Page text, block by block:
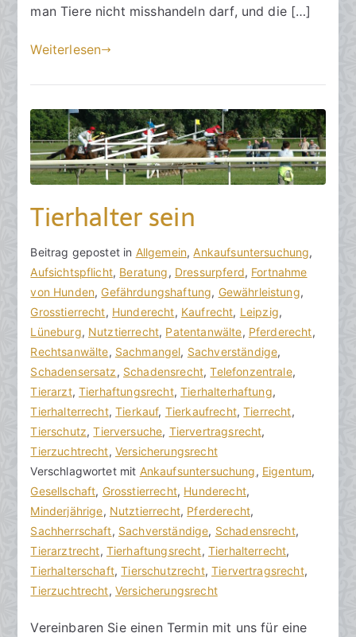
e
t
b
e
r
2
2
man Tiere nicht misshandeln darf, und die […]
Weiterlesen
Tierhalter sein
V
o
n
h
o
r
a
k
R
e
c
h
t
s
a
n
w
ä
t
B
e
i
t
r
a
g
v
e
r
ö
f
f
e
n
t
l
i
h
Beitrag gepostet in Allgemein, Ankaufsuntersuchung,
Aufsichtspflicht, Beratung, Dressurpferd, Fortnahme
von Hunden, Gefährdungshaftung, Gewährleistung,
Grosstierrecht, Hunderecht, Kaufrecht, Leipzig,
Lüneburg, Nutztierrecht, Patentanwälte, Pferderecht,
Rechtsanwälte, Sachmangel, Sachverständige,
Schadensersatz, Schadensrecht,Telefonzentrale,
Tierarzt,Tierhaftungsrecht,Tierhalterhaftung,
Tierhalterrecht,Tierkauf, Tierkaufrecht,Tierrecht,
Tierschutz,Tierversuche, Tiervertragsrecht,
Tierzuchtrecht, Versicherungsrecht
Verschlagwortet mit Ankaufsuntersuchung, Eigentum,
Gesellschaft, Grosstierrecht, Hunderecht,
Minderjährige, Nutztierrecht, Pferderecht,
Sachherrschaft, Sachverständige, Schadensrecht,
Tierarztrecht, Tierhaftungsrecht, Tierhalterrecht,
Tierhalterschaft,Tierschutzrecht,Tiervertragsrecht,
Tierzuchtrecht, Versicherungsrecht
K
e
i
n
e
K
o
m
m
e
n
t
a
r
e
zu
Tierhalter
sein
Vereinbaren Sie einen Termin mit uns für eine